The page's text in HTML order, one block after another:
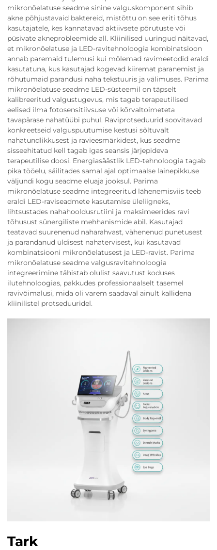
mikronõelatuse seadme sinine valguskomponent sihib
akne põhjustavaid baktereid, mistõttu on see eriti tõhus
kasutajatele, kes kannatavad aktiivsete põrutuste või
püsivate akneprobleemide all. Kliinilised uuringud näitavad,
et mikronõelatuse ja LED-ravitehnoloogia kombinatsioon
annab paremaid tulemusi kui mõlemad ravimeetodid eraldi
kasutatuna, kus kasutajad kogevad kiiremat paranemist ja
rõhutumaid parandusi naha tekstuuris ja välimuses. Parima
mikronõelatuse seadme LED-süsteemil on täpselt
kalibreeritud valgustugevus, mis tagab terapeutilised
eelised ilma fotosensitiivsuse või kõrvaltoimeteta
tavapärase nahatüübi puhul. Raviprotseduurid soovitavad
konkreetseid valguspuutumise kestusi sõltuvalt
nahatundlikkusest ja ravieesmärkidest, kus seadme
sisseehitatud kell tagab igas seansis järjepideva
terapeutilise doosi. Energiasäästlik LED-tehnoloogia tagab
pika tööelu, säilitades samal ajal optimaalse lainepikkuse
väljundi kogu seadme eluaja jooksul. Parima
mikronõelatuse seadme integreeritud lähenemisviis teeb
eraldi LED-raviseadmete kasutamise üleliigneks,
lihtsustades nahahooldusrutiini ja maksimeerides ravi
tõhusust sünergiliste mehhanismide abil. Kasutajad
teatavad suurenenud naharahvast, vähenenud punetusest
ja parandanud üldisest nahatervisest, kui kasutavad
kombinatsiooni mikronõelatusest ja LED-ravist. Parima
mikronõelatuse seadme valgusravitehnoloogia
integreerimine tähistab olulist saavutust koduses
ilutehnoloogias, pakkudes professionaalselt tasemel
ravivõimalusi, mida oli varem saadaval ainult kallidena
kliinilistel protseduuridel.
Tark